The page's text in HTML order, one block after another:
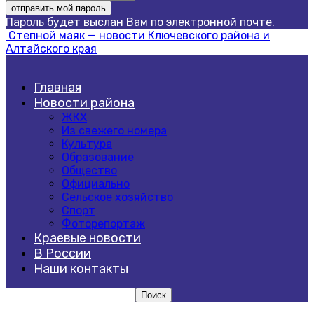
Пароль будет выслан Вам по электронной почте.
Степной маяк — новости Ключевского района и
Алтайского края
Главная
Новости района
ЖКХ
Из свежего номера
Культура
Образование
Общество
Официально
Сельское хозяйство
Спорт
Фоторепортаж
Краевые новости
В России
Наши контакты